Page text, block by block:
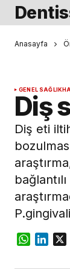
Anasayfa
GENEL SAĞLIK
Diş
Diş eti